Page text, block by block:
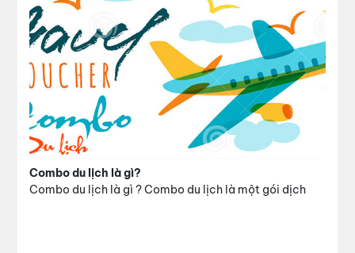
Combo du lịch là gì?
Combo du lịch là gì ? Combo du lịch là một gói dịch